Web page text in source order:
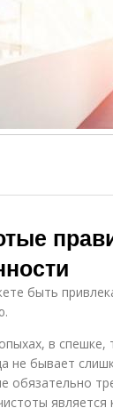
быть
в спешке,
не бывает
обязательно
является